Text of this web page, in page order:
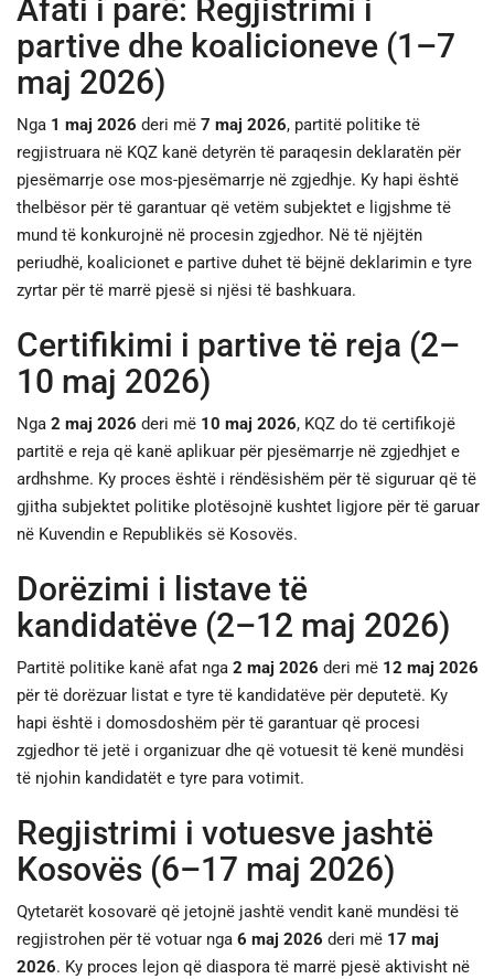
Afati i parë: Regjistrimi i
partive dhe koalicioneve (1–7
maj 2026)
Nga 1 maj 2026 deri më 7 maj 2026, partitë politike të
regjistruara në KQZ kanë detyrën të paraqesin deklaratën për
pjesëmarrje ose mos-pjesëmarrje në zgjedhje. Ky hapi është
thelbësor për të garantuar që vetëm subjektet e ligjshme të
mund të konkurojnë në procesin zgjedhor. Në të njëjtën
periudhë, koalicionet e partive duhet të bëjnë deklarimin e tyre
zyrtar për të marrë pjesë si njësi të bashkuara.
Certifikimi i partive të reja (2–
10 maj 2026)
Nga 2 maj 2026 deri më 10 maj 2026, KQZ do të certifikojë
partitë e reja që kanë aplikuar për pjesëmarrje në zgjedhjet e
ardhshme. Ky proces është i rëndësishëm për të siguruar që të
gjitha subjektet politike plotësojnë kushtet ligjore për të garuar
në Kuvendin e Republikës së Kosovës.
Dorëzimi i listave të
kandidatëve (2–12 maj 2026)
Partitë politike kanë afat nga 2 maj 2026 deri më 12 maj 2026
për të dorëzuar listat e tyre të kandidatëve për deputetë. Ky
hapi është i domosdoshëm për të garantuar që procesi
zgjedhor të jetë i organizuar dhe që votuesit të kenë mundësi
të njohin kandidatët e tyre para votimit.
Regjistrimi i votuesve jashtë
Kosovës (6–17 maj 2026)
Qytetarët kosovarë që jetojnë jashtë vendit kanë mundësi të
regjistrohen për të votuar nga 6 maj 2026 deri më 17 maj
2026. Ky proces lejon që diaspora të marrë pjesë aktivisht në